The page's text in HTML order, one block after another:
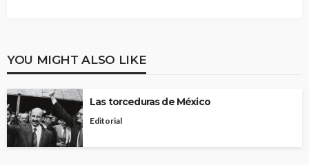
YOU MIGHT ALSO LIKE
Las torceduras de México
Editorial